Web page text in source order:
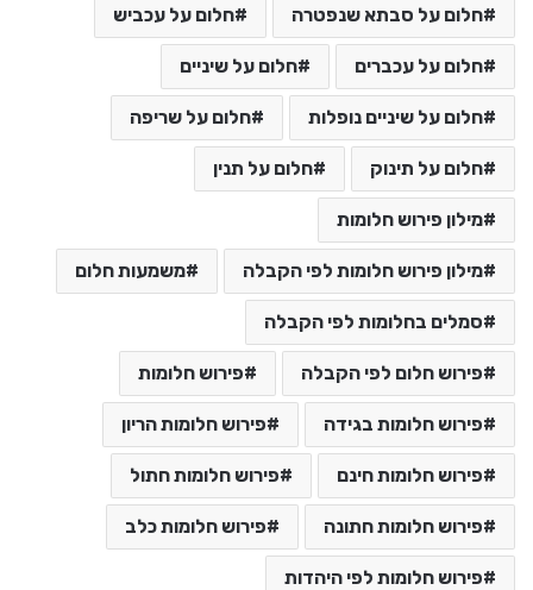
חלום על סבתא שנפטרה חלום על עכביש
חלום על עכברים חלום על שיניים
חלום על שיניים נופלות חלום על שריפה
חלום על תינוק חלום על תנין
מילון פירוש חלומות
מילון פירוש חלומות לפי הקבלה משמעות חלום
סמלים בחלומות לפי הקבלה
פירוש חלום לפי הקבלה פירוש חלומות
פירוש חלומות בגידה פירוש חלומות הריון
פירוש חלומות חינם פירוש חלומות חתול
פירוש חלומות חתונה פירוש חלומות כלב
פירוש חלומות לפי היהדות